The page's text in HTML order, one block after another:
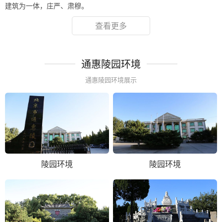
建筑为一体，庄严、肃穆。
查看更多
通惠陵园环境
通惠陵园环境展示
陵园环境 陵园环境